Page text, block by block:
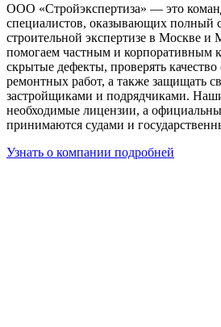
ООО «Стройэкспертиза» — это
специалистов, оказывающих полный
строительной экспертизе в Москве
помогаем частным и корпоративным
скрытые дефекты, проверять
ремонтных работ, а также защищать
застройщиками и подрядчиками.
необходимые лицензии, а
принимаются судами и
Узнать о компании подробней